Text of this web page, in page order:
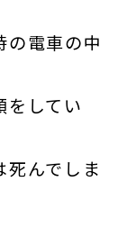
電車の中
してい
んでしま